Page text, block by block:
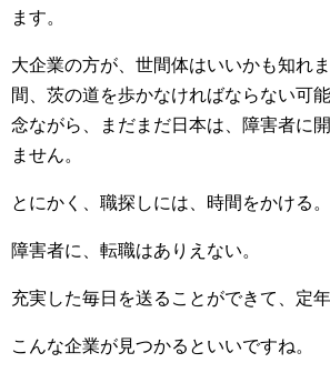
ます。
大企業の方が、世間体はいいかも知れ
間、茨の道を歩かなければならない可
念ながら、まだまだ日本は、障害者に
ません。
とにかく、職探しには、時間をかける。
障害者に、転職はありえない。
充実した毎日を送ることができて、定
こんな企業が見つかるといいですね。